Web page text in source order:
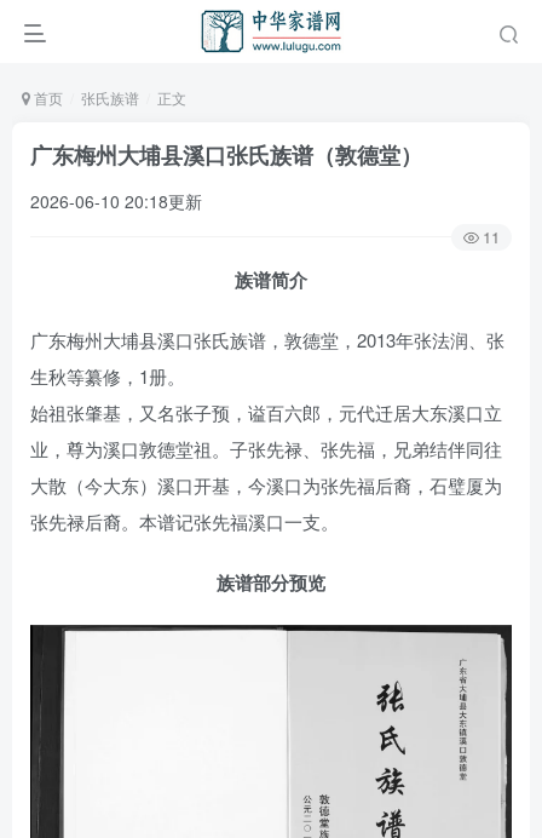
首页 张氏族谱 正文
广东梅州大埔县溪口张氏族谱（敦德堂）
2026-06-10 20:18更新
11
族谱简介
广东梅州大埔县溪口张氏族谱，敦德堂，2013年张法润、张
生秋等纂修，1册。
始祖张肇基，又名张子预，谥百六郎，元代迁居大东溪口立
业，尊为溪口敦德堂祖。子张先禄、张先福，兄弟结伴同往
大散（今大东）溪口开基，今溪口为张先福后裔，石璧厦为
张先禄后裔。本谱记张先福溪口一支。
族谱部分预览